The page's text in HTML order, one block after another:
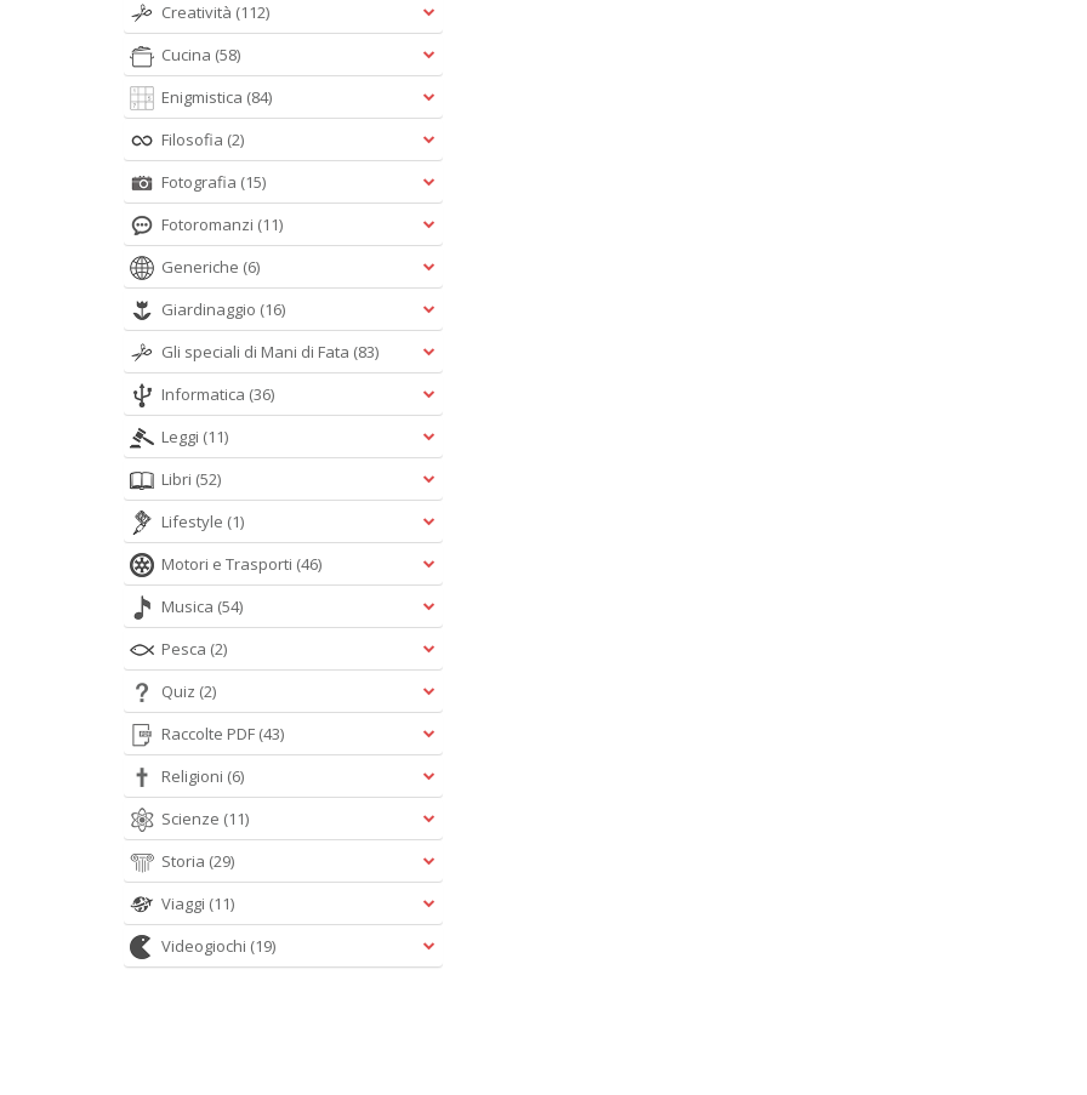
Creatività (112)
Cucina (58)
Enigmistica (84)
Filosofia (2)
Fotografia (15)
Fotoromanzi (11)
Generiche (6)
Giardinaggio (16)
Gli speciali di Mani di Fata (83)
Informatica (36)
Leggi (11)
Libri (52)
Lifestyle (1)
Motori e Trasporti (46)
Musica (54)
Pesca (2)
Quiz (2)
Raccolte PDF (43)
Religioni (6)
Scienze (11)
Storia (29)
Viaggi (11)
Videogiochi (19)